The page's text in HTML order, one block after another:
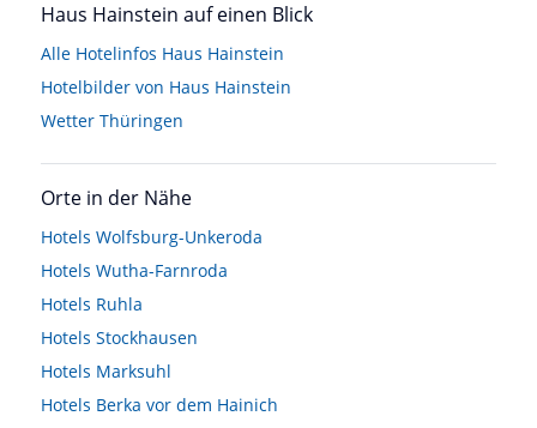
Haus Hainstein auf einen Blick
Alle Hotelinfos Haus Hainstein
Hotelbilder von Haus Hainstein
Wetter Thüringen
Orte in der Nähe
Hotels Wolfsburg-Unkeroda
Hotels Wutha-Farnroda
Hotels Ruhla
Hotels Stockhausen
Hotels Marksuhl
Hotels Berka vor dem Hainich